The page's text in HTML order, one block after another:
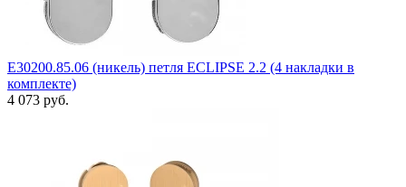
E30200.85.06 (никель) петля ECLIPSE 2.2 (4 накладки в
комплекте)
4 073 руб.